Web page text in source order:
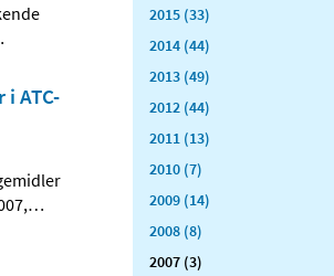
ATC-
…
2015 (33)
2014 (44)
2013 (49)
2012 (44)
2011 (13)
2010 (7)
2009 (14)
2008 (8)
2007 (3)